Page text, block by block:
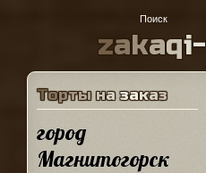
zakaqi-
Торты на заказ
город
Магнитогорск